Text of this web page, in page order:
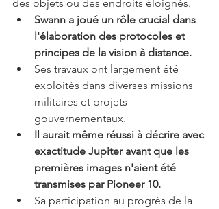
des objets ou des endroits éloignés.
Swann a joué un rôle crucial dans
l'élaboration des protocoles et
principes de la vision à distance.
Ses travaux ont largement été
exploités dans diverses missions
militaires et projets
gouvernementaux.
Il aurait même réussi à décrire avec
exactitude Jupiter avant que les
premières images n'aient été
transmises par Pioneer 10.
Sa participation au progrès de la